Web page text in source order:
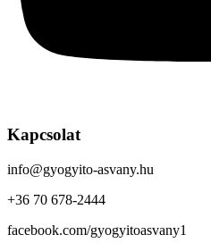
Kapcsolat
info@gyogyito-asvany.hu
+36 70 678-2444
facebook.com/gyogyitoasvany1